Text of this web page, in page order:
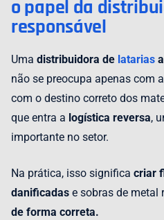
o papel da
responsável
Uma distribuidora de latarias
não se preocupa apenas com
com o destino correto dos
que entra a logística reversa,
importante no setor.
Na prática, isso significa criar
danificadas e sobras de metal
de forma correta.